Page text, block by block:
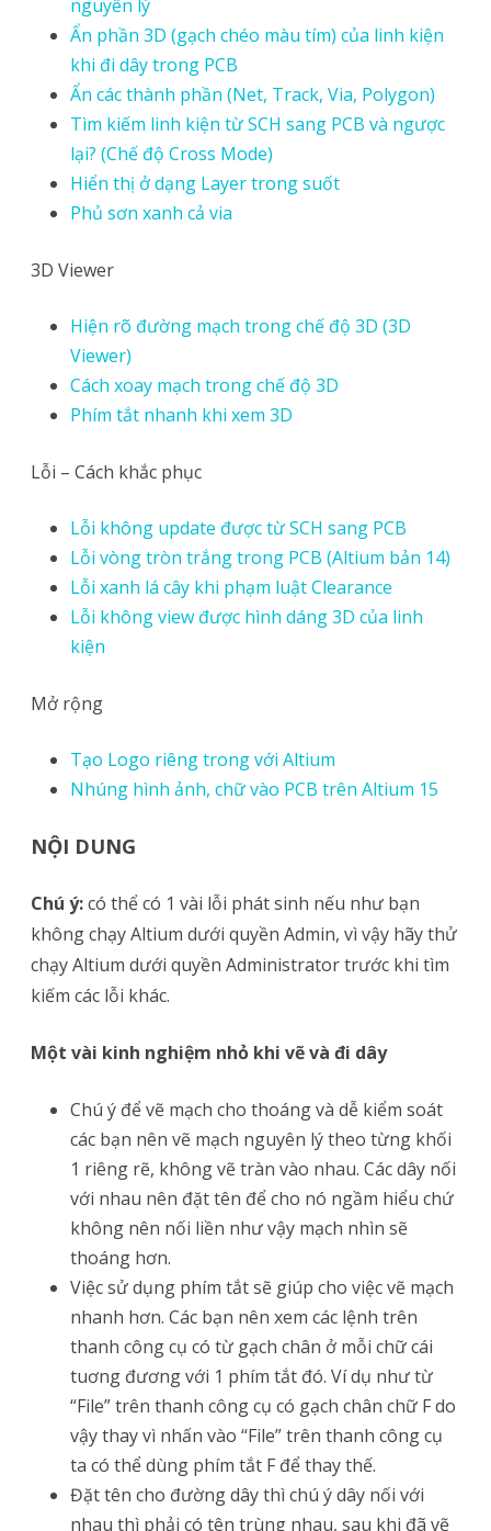
nguyên lý
Ẩn phần 3D (gạch chéo màu tím) của linh kiện
khi đi dây trong PCB
Ẩn các thành phần (Net, Track, Via, Polygon)
Tìm kiếm linh kiện từ SCH sang PCB và ngược
lại? (Chế độ Cross Mode)
Hiển thị ở dạng Layer trong suốt
Phủ sơn xanh cả via
3D Viewer
Hiện rõ đường mạch trong chế độ 3D (3D
Viewer)
Cách xoay mạch trong chế độ 3D
Phím tắt nhanh khi xem 3D
Lỗi – Cách khắc phục
Lỗi không update được từ SCH sang PCB
Lỗi vòng tròn trắng trong PCB (Altium bản 14)
Lỗi xanh lá cây khi phạm luật Clearance
Lỗi không view được hình dáng 3D của linh
kiện
Mở rộng
Tạo Logo riêng trong với Altium
Nhúng hình ảnh, chữ vào PCB trên Altium 15
NỘI DUNG
Chú ý:có thể có 1 vài lỗi phát sinh nếu như bạn
không chạy Altium dưới quyền Admin, vì vậy hãy thử
chạy Altium dưới quyền Administrator trước khi tìm
kiếm các lỗi khác.
Một vài kinh nghiệm nhỏ khi vẽ và đi dây
Chú ý để vẽ mạch cho thoáng và dễ kiểm soát
các bạn nên vẽ mạch nguyên lý theo từng khối
1 riêng rẽ, không vẽ tràn vào nhau. Các dây nối
với nhau nên đặt tên để cho nó ngầm hiểu chứ
không nên nối liền như vậy mạch nhìn sẽ
thoáng hơn.
Việc sử dụng phím tắt sẽ giúp cho việc vẽ mạch
nhanh hơn. Các bạn nên xem các lệnh trên
thanh công cụ có từ gạch chân ở mỗi chữ cái
tuơng đương với 1 phím tắt đó. Ví dụ như từ
“File” trên thanh công cụ có gạch chân chữ F do
vậy thay vì nhấn vào “File” trên thanh công cụ
ta có thể dùng phím tắt F để thay thế.
Đặt tên cho đường dây thì chú ý dây nối với
nhau thì phải có tên trùng nhau, sau khi đã vẽ